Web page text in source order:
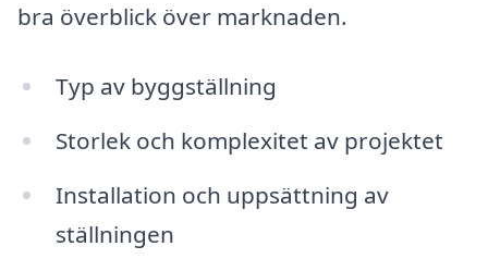
bra överblick över marknaden.
Typ av byggställning
Storlek och komplexitet av projektet
Installation och uppsättning av
ställningen